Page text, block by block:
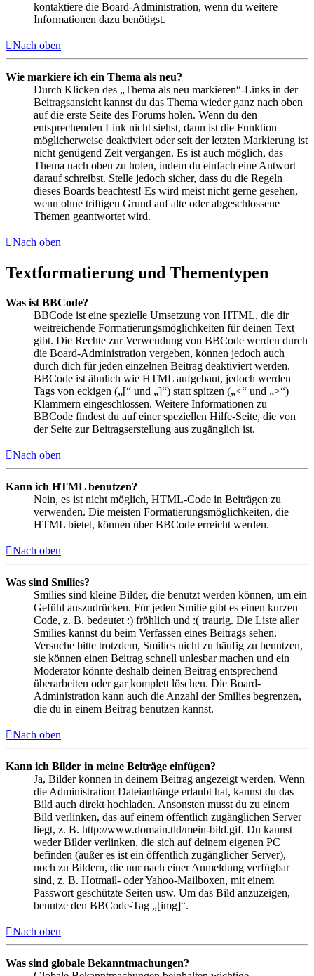
kontaktiere die Board-Administration, wenn du weitere
Informationen dazu benötigst.
Nach oben
Wie markiere ich ein Thema als neu?
Durch Klicken des „Thema als neu markieren“-Links in der
Beitragsansicht kannst du das Thema wieder ganz nach oben
auf die erste Seite des Forums holen. Wenn du den
entsprechenden Link nicht siehst, dann ist die Funktion
möglicherweise deaktiviert oder seit der letzten Markierung ist
nicht genügend Zeit vergangen. Es ist auch möglich, das
Thema nach oben zu holen, indem du einfach eine Antwort
darauf schreibst. Stelle jedoch sicher, dass du die Regeln
dieses Boards beachtest! Es wird meist nicht gerne gesehen,
wenn ohne triftigen Grund auf alte oder abgeschlossene
Themen geantwortet wird.
Nach oben
Textformatierung und Thementypen
Was ist BBCode?
BBCode ist eine spezielle Umsetzung von HTML, die dir
weitreichende Formatierungsmöglichkeiten für deinen Text
gibt. Die Rechte zur Verwendung von BBCode werden durch
die Board-Administration vergeben, können jedoch auch
durch dich für jeden einzelnen Beitrag deaktiviert werden.
BBCode ist ähnlich wie HTML aufgebaut, jedoch werden
Tags von eckigen („[“ und „]“) statt spitzen („<“ und „>“)
Klammern eingeschlossen. Weitere Informationen zu
BBCode findest du auf einer speziellen Hilfe-Seite, die von
der Seite zur Beitragserstellung aus zugänglich ist.
Nach oben
Kann ich HTML benutzen?
Nein, es ist nicht möglich, HTML-Code in Beiträgen zu
verwenden. Die meisten Formatierungsmöglichkeiten, die
HTML bietet, können über BBCode erreicht werden.
Nach oben
Was sind Smilies?
Smilies sind kleine Bilder, die benutzt werden können, um ein
Gefühl auszudrücken. Für jeden Smilie gibt es einen kurzen
Code, z. B. bedeutet :) fröhlich und :( traurig. Die Liste aller
Smilies kannst du beim Verfassen eines Beitrags sehen.
Versuche bitte trotzdem, Smilies nicht zu häufig zu benutzen,
sie können einen Beitrag schnell unlesbar machen und ein
Moderator könnte deshalb deinen Beitrag entsprechend
überarbeiten oder gar komplett löschen. Die Board-
Administration kann auch die Anzahl der Smilies begrenzen,
die du in einem Beitrag benutzen kannst.
Nach oben
Kann ich Bilder in meine Beiträge einfügen?
Ja, Bilder können in deinem Beitrag angezeigt werden. Wenn
die Administration Dateianhänge erlaubt hat, kannst du das
Bild auch direkt hochladen. Ansonsten musst du zu einem
Bild verlinken, das auf einem öffentlich zugänglichen Server
liegt, z. B. http://www.domain.tld/mein-bild.gif. Du kannst
weder Bilder verlinken, die sich auf deinem eigenen PC
befinden (außer es ist ein öffentlich zugänglicher Server),
noch zu Bildern, die nur nach einer Anmeldung verfügbar
sind, z. B. Hotmail- oder Yahoo-Mailboxen, mit einem
Passwort geschützte Seiten usw. Um das Bild anzuzeigen,
benutze den BBCode-Tag „[img]“.
Nach oben
Was sind globale Bekanntmachungen?